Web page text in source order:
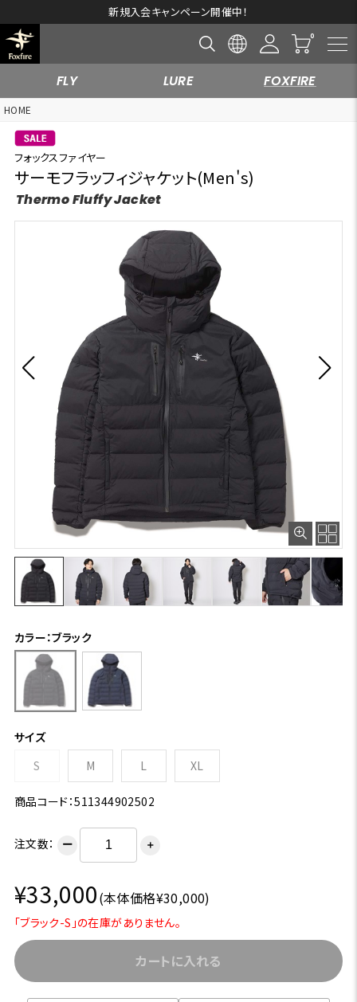
新規入会キャンペーン開催中！
FLY LURE FOXFIRE
HOME
フォックスファイヤー
サーモフラッフィジャケット(Men's)
Thermo Fluffy Jacket
カラー：ブラック
サイズ
S
M L XL
商品コード：511344902502
注文数： ー ＋
¥33,000(本体価格¥30,000)
「ブラック-S」の在庫がありません。
カートに入れる